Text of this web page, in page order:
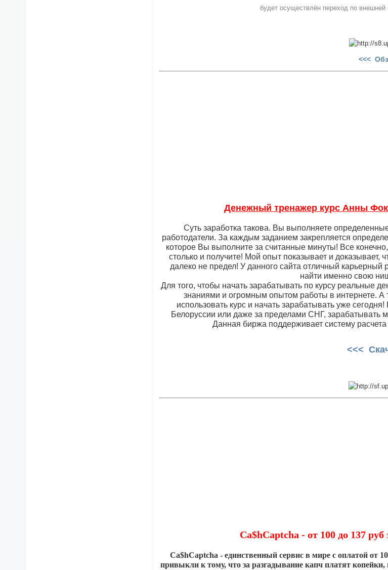
будет осуществлён переход по внешней
<<<
Денежный тренажер курс Анны
Суть заработка такова. Вы выполняете
работодатели. За каждым заданием закрепляется
которое Вы выполните за считанные минуты! Все
столько и получите! Мой опыт показывает и доказывает,
далеко не предел! У данного сайта отличный
найти именно свою
Для того, чтобы начать зарабатывать по курсу реальные
знаниями и огромным опытом работы в интернете. А
использовать курс и начать зарабатывать уже
Белоруссии или даже за пределами СНГ, зарабатывать
Данная биржа поддерживает систему
<<<
Ca$hCaptcha - от 100 до 137
Ca$hCaptcha - единственный сервис в мире с оплатой от
привыкли к тому, что за разгадывание капч платят